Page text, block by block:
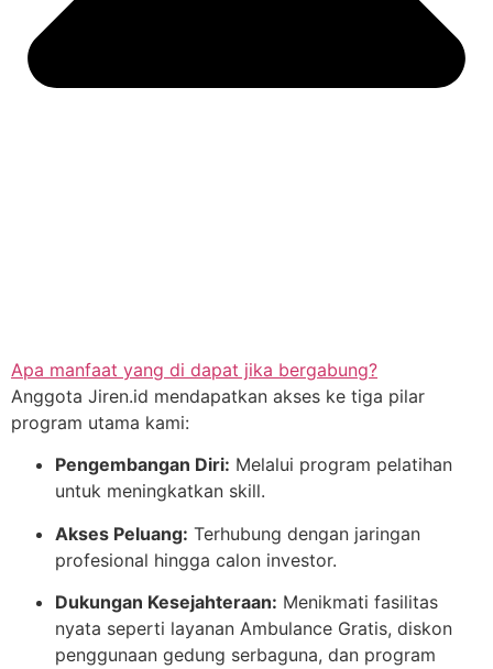
Apa manfaat yang di dapat jika bergabung?
Anggota Jiren.id mendapatkan akses ke tiga pilar
program utama kami:
Pengembangan Diri: Melalui program pelatihan
untuk meningkatkan skill.
Akses Peluang: Terhubung dengan jaringan
profesional hingga calon investor.
Dukungan Kesejahteraan: Menikmati fasilitas
nyata seperti layanan Ambulance Gratis, diskon
penggunaan gedung serbaguna, dan program